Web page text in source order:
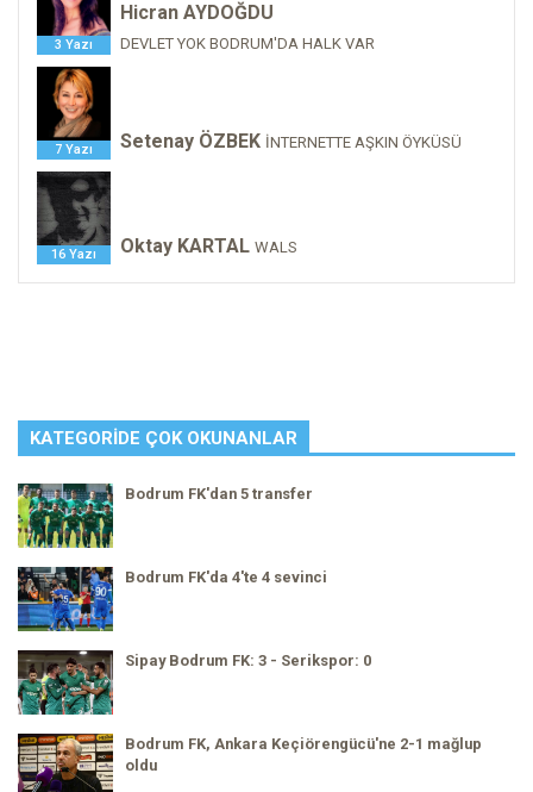
3 Yazı
Hicran AYDOĞDU
DEVLET YOK BODRUM'DA HALK VAR
7 Yazı Setenay ÖZBEK İNTERNETTE AŞKIN ÖYKÜSÜ
16 Yazı Oktay KARTAL WALS
KATEGORIDE ÇOK OKUNANLAR
Bodrum FK'dan 5 transfer
Bodrum FK'da 4'te 4 sevinci
Sipay Bodrum FK: 3 - Serikspor: 0
Bodrum FK, Ankara Keçiörengücü'ne 2-1 mağlup
oldu